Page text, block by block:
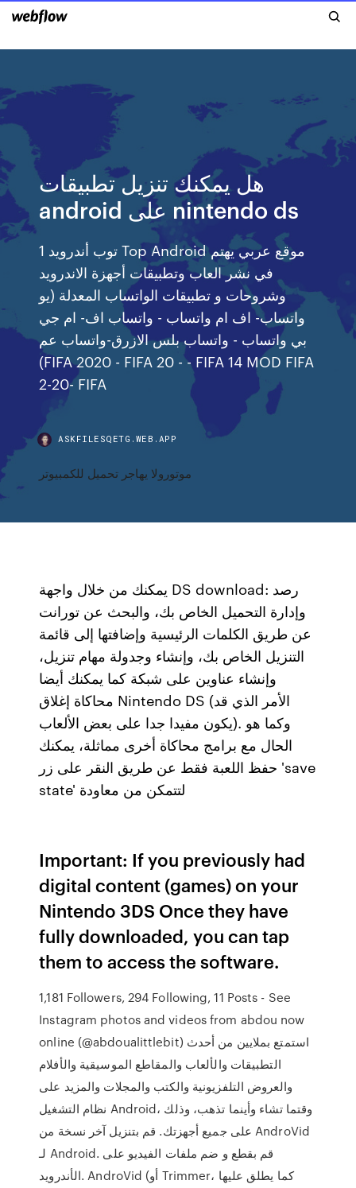
هل يمكنك تنزيل تطبيقات
android على nintendo ds
توب أندرويد 1 Top Android موقع عربي يهتم
في نشر العاب وتطبيقات أجهزة الاندرويد
وشروحات و تطبيقات الواتساب المعدلة (يو
واتساب- اف ام واتساب - واتساب اف- ام جي
بي واتساب - واتساب بلس الازرق-واتساب عم
(FIFA 2020 - FIFA 20 - - FIFA 14 MOD FIFA
2-20- FIFA
ASKFILESQETG.WEB.APP
موتورولا يهاجر تحميل للكمبيوتر
يمكنك من خلال واجهة DS download: رصد
وإدارة التحميل الخاص بك، والبحث عن تورانت
عن طريق الكلمات الرئيسية وإضافتها إلى قائمة
التنزيل الخاص بك، وإنشاء وجدولة مهام تنزيل،
وإنشاء عناوين على شبكة كما يمكنك أيضا
محاكاة إغلاق Nintendo DS (الأمر الذي قد
يكون مفيدا جدا على بعض الألعاب). وكما هو
الحال مع برامج محاكاة أخرى مماثلة، يمكنك
حفظ اللعبة فقط عن طريق النقر على زر 'save
state' لتتمكن من معاودة
Important: If you previously had
digital content (games) on your
Nintendo 3DS Once they have
fully downloaded, you can tap
them to access the software.
1,181 Followers, 294 Following, 11 Posts - See
Instagram photos and videos from abdou now
online (@abdoualittlebit) استمتع بملايين من أحدث
التطبيقات والألعاب والمقاطع الموسيقية والأفلام
والعروض التلفزيونية والكتب والمجلات والمزيد على
نظام التشغيل Android، وقتما تشاء وأينما تذهب، وذلك
على جميع أجهزتك. قم بتنزيل آخر نسخة من AndroVid
لـ Android. قم بقطع و ضم ملفات الفيديو على
الأندرويد. AndroVid (أو Trimmer، كما يطلق عليها